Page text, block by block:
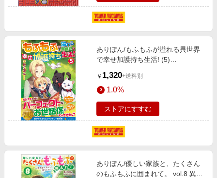
ありぽん/もふもふが溢れる異世界
で幸せ加護持ち生活! (5)
￥ 1,320+送料別
1.0%
ストアにすすむ
ありぽん/優しい家族と、たくさん
のもふもふに囲まれて。 vol.8 異世